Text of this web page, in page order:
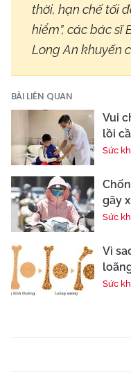
thời, hạn chế tối
hiểm”, các bác sĩ
Long An khuyến
BÀI LIÊN QUAN
Vui
lồi
Sức
gãy
Sức
Vì
Sức